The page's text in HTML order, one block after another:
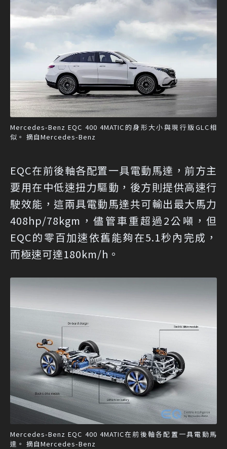
Mercedes-Benz EQC 400 4MATIC的身形大小與現行版GLC相
似。 摘自Mercedes-Benz
EQC在前後軸各配置一具電動馬達，前方主
要用在中低速扭力驅動，後方則提供高速行
駛效能，這兩具電動馬達共可輸出最大馬力
408hp/78kgm，儘管車重超過2公噸，但
EQC的零百加速依舊能夠在5.1秒內完成，
而極速可達180km/h。
Mercedes-Benz EQC 400 4MATIC在前後軸各配置一具電動馬
達。 摘自Mercedes-Benz